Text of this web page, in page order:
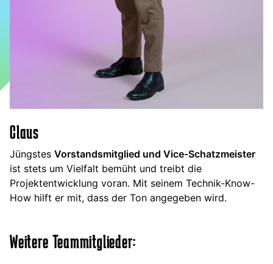
Claus
Jüngstes Vorstandsmitglied und Vice-Schatzmeister
ist stets um Vielfalt bemüht und treibt die
Projektentwicklung voran. Mit seinem Technik-Know-
How hilft er mit, dass der Ton angegeben wird.
Weitere Teammitglieder: